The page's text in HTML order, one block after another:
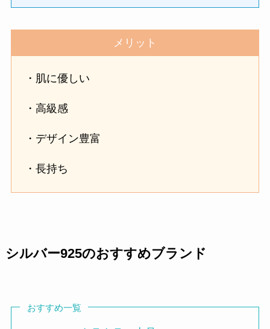
メリット
・肌に優しい
・高級感
・デザイン豊富
・長持ち
シルバー925のおすすめブランド
おすすめ一覧